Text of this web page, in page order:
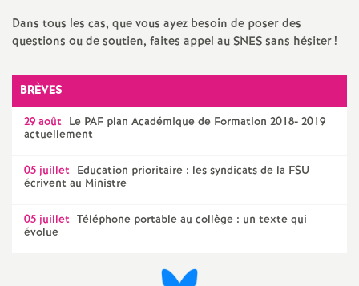
d
e
S
e
Dans tous les cas, que vous ayez besoin de poser des
questions ou de soutien, faites appel auSNESsans hésiter!
BRÈVES
29 août Le PAF plan Académique de Formation 2018- 2019
actuellement
05 juillet Education prioritaire : les syndicats de la FSU
écrivent au Ministre
05 juillet Téléphone portable au collège : un texte qui
évolue